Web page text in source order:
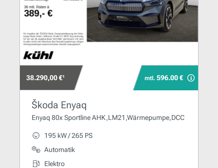
38.290,00 €¹ mtl. 596.00 €
Škoda Enyaq
Enyaq 80x Sportline AHK,LM21,Wärmepumpe,DCC
195 kW / 265 PS
Automatik
Elektro